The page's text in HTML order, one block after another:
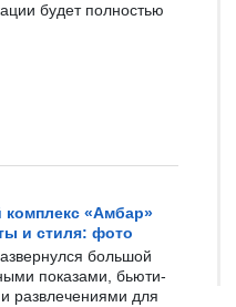
будет полностью
«Амбар»
и стиля: фото
большой
показами, бьюти-
развлечениями для